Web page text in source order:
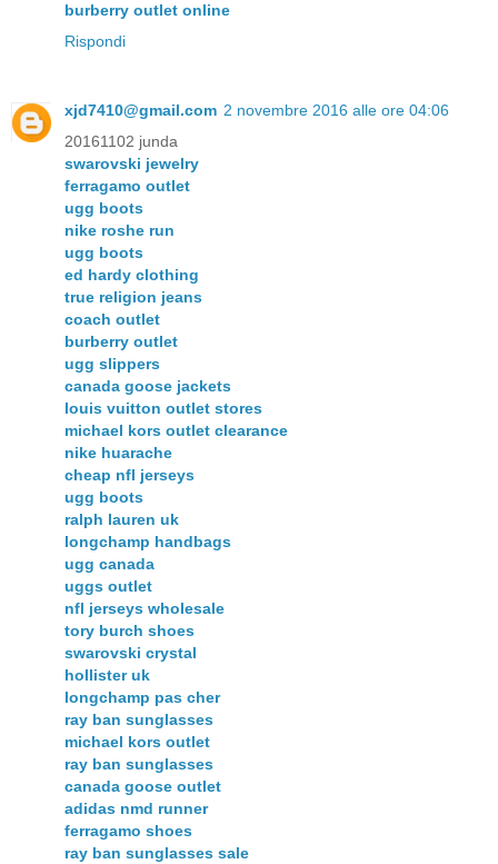
burberry outlet online
Rispondi
xjd7410@gmail.com 2 novembre 2016 alle ore 04:06
20161102 junda
swarovski jewelry
ferragamo outlet
ugg boots
nike roshe run
ugg boots
ed hardy clothing
true religion jeans
coach outlet
burberry outlet
ugg slippers
canada goose jackets
louis vuitton outlet stores
michael kors outlet clearance
nike huarache
cheap nfl jerseys
ugg boots
ralph lauren uk
longchamp handbags
ugg canada
uggs outlet
nfl jerseys wholesale
tory burch shoes
swarovski crystal
hollister uk
longchamp pas cher
ray ban sunglasses
michael kors outlet
ray ban sunglasses
canada goose outlet
adidas nmd runner
ferragamo shoes
ray ban sunglasses sale